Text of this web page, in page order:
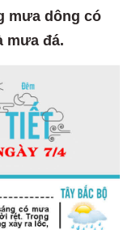
mưa dông có
mưa đá.